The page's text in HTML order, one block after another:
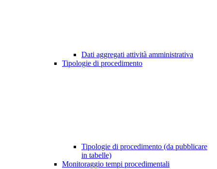
Dati aggregati attività amministrativa
Tipologie di procedimento
Tipologie di procedimento (da pubblicare
in tabelle)
Monitoraggio tempi procedimentali